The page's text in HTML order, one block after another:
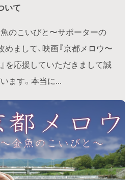
いて
のこいびと〜サポーターの
まして、映画『京都メロウ〜
を応援していただきまして誠
ます。本当に...